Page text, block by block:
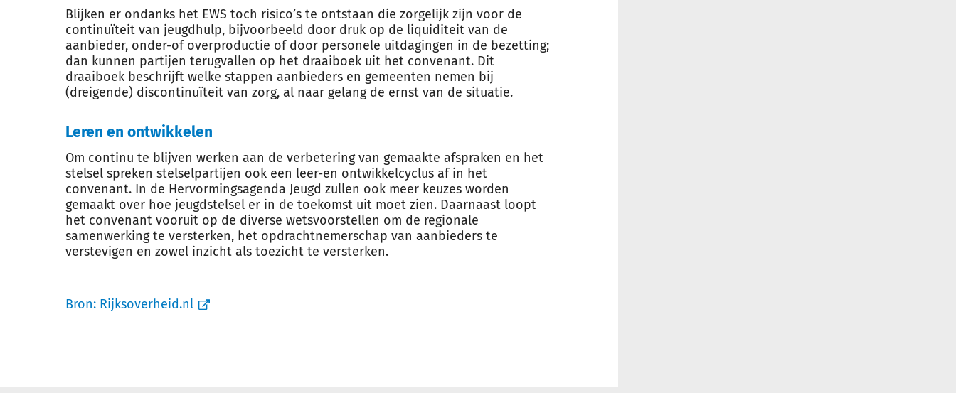
Blijken er ondanks het EWS toch risico’s te ontstaan die zorgelijk zijn voor de
continuïteit van jeugdhulp, bijvoorbeeld door druk op de liquiditeit van de
aanbieder, onder-of overproductie of door personele uitdagingen in de bezetting;
dan kunnen partijen terugvallen op het draaiboek uit het convenant. Dit
draaiboek beschrijft welke stappen aanbieders en gemeenten nemen bij
(dreigende) discontinuïteit van zorg, al naar gelang de ernst van de situatie.
Leren en ontwikkelen
Om continu te blijven werken aan de verbetering van gemaakte afspraken en het
stelsel spreken stelselpartijen ook een leer-en ontwikkelcyclus af in het
convenant. In de Hervormingsagenda Jeugd zullen ook meer keuzes worden
gemaakt over hoe jeugdstelsel er in de toekomst uit moet zien. Daarnaast loopt
het convenant vooruit op de diverse wetsvoorstellen om de regionale
samenwerking te versterken, het opdrachtnemerschap van aanbieders te
verstevigen en zowel inzicht als toezicht te versterken.
Bron: Rijksoverheid.nl